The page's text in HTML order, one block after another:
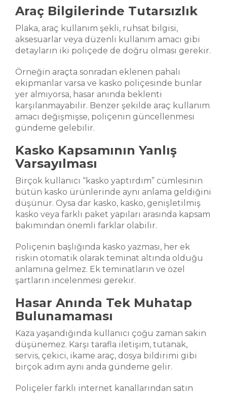
Araç Bilgilerinde Tutarsızlık
Plaka, araç kullanım şekli, ruhsat bilgisi,
aksesuarlar veya düzenli kullanım amacı gibi
detayların iki poliçede de doğru olması gerekir.
Örneğin araçta sonradan eklenen pahalı
ekipmanlar varsa ve kasko poliçesinde bunlar
yer almıyorsa, hasar anında beklenti
karşılanmayabilir. Benzer şekilde araç kullanım
amacı değişmişse, poliçenin güncellenmesi
gündeme gelebilir.
Kasko Kapsamının Yanlış
Varsayılması
Birçok kullanıcı “kasko yaptırdım” cümlesinin
bütün kasko ürünlerinde aynı anlama geldiğini
düşünür. Oysa dar kasko, kasko, genişletilmiş
kasko veya farklı paket yapıları arasında kapsam
bakımından önemli farklar olabilir.
Poliçenin başlığında kasko yazması, her ek
riskin otomatik olarak teminat altında olduğu
anlamına gelmez. Ek teminatların ve özel
şartların incelenmesi gerekir.
Hasar Anında Tek Muhatap
Bulunamaması
Kaza yaşandığında kullanıcı çoğu zaman sakin
düşünemez. Karşı tarafla iletişim, tutanak,
servis, çekici, ikame araç, dosya bildirimi gibi
birçok adım aynı anda gündeme gelir.
Poliçeler farklı internet kanallarından satın